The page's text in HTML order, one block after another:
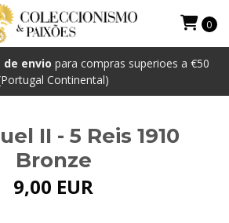
envio para compras superioes a €50
Continental)
0
II - 5 Reis 1910
Bronze
9,00 EUR